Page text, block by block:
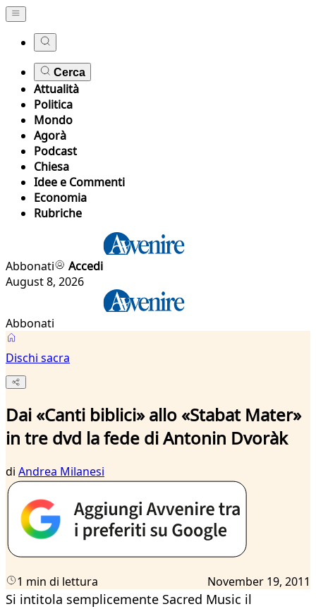
Cerca
Attualità
Politica
Mondo
Agorà
Podcast
Chiesa
Idee e Commenti
Economia
Rubriche
Abbonati
Accedi
August 8, 2026
Abbonati
Dischi sacra
Dai «Canti biblici» allo «Stabat Mater»
in tre dvd la fede di Antonin Dvoràk
di Andrea Milanesi
1 min di lettura November 19, 2011
Si intitola semplicemente Sacred Music il